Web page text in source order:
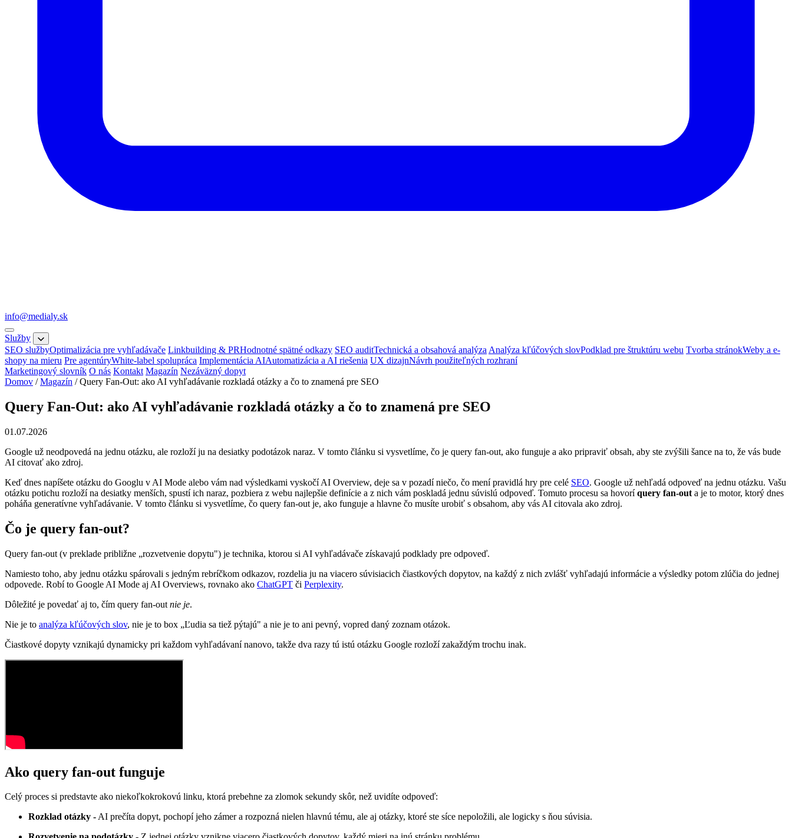
info@medialy.sk
Služby
SEO službyOptimalizácia pre vyhľadávače Linkbuilding & PRHodnotné spätné odkazy SEO auditTechnická a obsahová analýza Analýza kľúčových slovPodklad pre štruktúru webu Tvorba stránokWeby a e-
shopy na mieru Pre agentúryWhite-label spolupráca Implementácia AIAutomatizácia a AI riešenia UX dizajnNávrh použiteľných rozhraní
Marketingový slovník O nás Kontakt Magazín Nezáväzný dopyt
Domov / Magazín /Query Fan-Out: ako AI vyhľadávanie rozkladá otázky a čo to znamená pre SEO
Query Fan-Out: ako AI vyhľadávanie rozkladá otázky a čo to znamená pre SEO
01.07.2026
Google už neodpovedá na jednu otázku, ale rozloží ju na desiatky podotázok naraz. V tomto článku si vysvetlíme, čo je query fan-out, ako funguje a ako pripraviť obsah, aby ste zvýšili šance na to, že vás bude
AI citovať ako zdroj.
Keď dnes napíšete otázku do Googlu v AI Mode alebo vám nad výsledkami vyskočí AI Overview, deje sa v pozadí niečo, čo mení pravidlá hry pre celé SEO. Google už nehľadá odpoveď na jednu otázku. Vašu
otázku potichu rozloží na desiatky menších, spustí ich naraz, pozbiera z webu najlepšie definície a z nich vám poskladá jednu súvislú odpoveď. Tomuto procesu sa hovoríquery fan-out a je to motor, ktorý dnes
poháňa generatívne vyhľadávanie. V tomto článku si vysvetlíme, čo query fan-out je, ako funguje a hlavne čo musíte urobiť s obsahom, aby vás AI citovala ako zdroj.
Čo je query fan-out?
Query fan-out (v preklade približne „rozvetvenie dopytu") je technika, ktorou si AI vyhľadávače získavajú podklady pre odpoveď.
Namiesto toho, aby jednu otázku spárovali s jedným rebríčkom odkazov, rozdelia ju na viacero súvisiacich čiastkových dopytov, na každý z nich zvlášť vyhľadajú informácie a výsledky potom zlúčia do jednej
odpovede. Robí to Google AI Mode aj AI Overviews, rovnako ako ChatGPT či Perplexity.
Dôležité je povedať aj to, čím query fan-out nie je.
Nie je to analýza kľúčových slov, nie je to box „Ľudia sa tiež pýtajú" a nie je to ani pevný, vopred daný zoznam otázok.
Čiastkové dopyty vznikajú dynamicky pri každom vyhľadávaní nanovo, takže dva razy tú istú otázku Google rozloží zakaždým trochu inak.
Ako query fan-out funguje
Celý proces si predstavte ako niekoľkokrokovú linku, ktorá prebehne za zlomok sekundy skôr, než uvidíte odpoveď:
Rozklad otázky -AI prečíta dopyt, pochopí jeho zámer a rozpozná nielen hlavnú tému, ale aj otázky, ktoré ste síce nepoložili, ale logicky s ňou súvisia.